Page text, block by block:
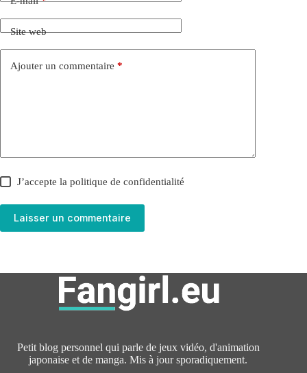
Site web
Ajouter un commentaire *
J’accepte lapolitique de confidentialité
Laisser un commentaire
Petit blog personnel qui parle de jeux vidéo, d'animation
japonaise et de manga. Mis à jour sporadiquement.